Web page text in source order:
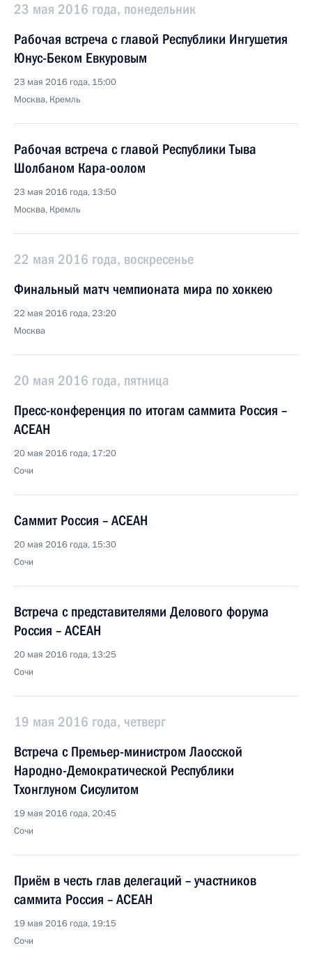
23 мая 2016 года, понедельник
Рабочая встреча с главой Республики Ингушетия
Юнус-Беком Евкуровым
23 мая 2016 года, 15:00
Москва, Кремль
Рабочая встреча с главой Республики Тыва
Шолбаном Кара-оолом
23 мая 2016 года, 13:50
Москва, Кремль
22 мая 2016 года, воскресенье
Финальный матч чемпионата мира по хоккею
22 мая 2016 года, 23:20
Москва
20 мая 2016 года, пятница
Пресс-конференция по итогам саммита Россия –
АСЕАН
20 мая 2016 года, 17:20
Сочи
Саммит Россия – АСЕАН
20 мая 2016 года, 15:30
Сочи
Встреча с представителями Делового форума
Россия – АСЕАН
20 мая 2016 года, 13:25
Сочи
19 мая 2016 года, четверг
Встреча с Премьер-министром Лаосской
Народно-Демократической Республики
Тхонглуном Сисулитом
19 мая 2016 года, 20:45
Сочи
Приём в честь глав делегаций – участников
саммита Россия – АСЕАН
19 мая 2016 года, 19:15
Сочи